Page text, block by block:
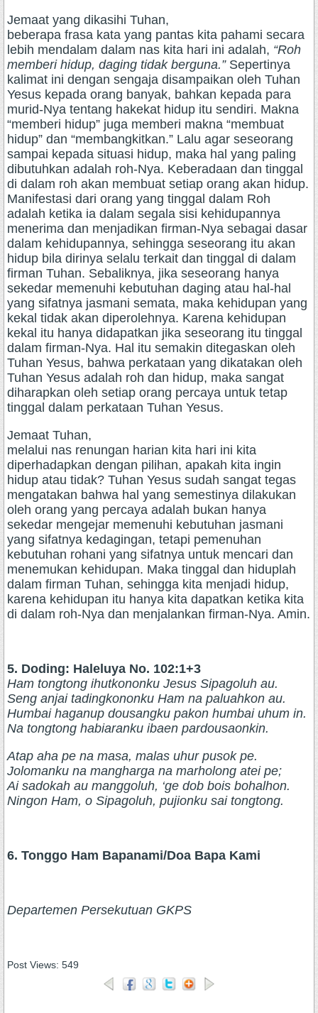
Jemaat yang dikasihi Tuhan,
beberapa frasa kata yang pantas kita pahami secara
lebih mendalam dalam nas kita hari ini adalah, “Roh
memberi hidup, daging tidak berguna.”Sepertinya
kalimat ini dengan sengaja disampaikan oleh Tuhan
Yesus kepada orang banyak, bahkan kepada para
murid-Nya tentang hakekat hidup itu sendiri. Makna
“memberi hidup” juga memberi makna “membuat
hidup” dan “membangkitkan.” Lalu agar seseorang
sampai kepada situasi hidup, maka hal yang paling
dibutuhkan adalah roh-Nya. Keberadaan dan tinggal
di dalam roh akan membuat setiap orang akan hidup.
Manifestasi dari orang yang tinggal dalam Roh
adalah ketika ia dalam segala sisi kehidupannya
menerima dan menjadikan firman-Nya sebagai dasar
dalam kehidupannya, sehingga seseorang itu akan
hidup bila dirinya selalu terkait dan tinggal di dalam
firman Tuhan. Sebaliknya, jika seseorang hanya
sekedar memenuhi kebutuhan daging atau hal-hal
yang sifatnya jasmani semata, maka kehidupan yang
kekal tidak akan diperolehnya. Karena kehidupan
kekal itu hanya didapatkan jika seseorang itu tinggal
dalam firman-Nya. Hal itu semakin ditegaskan oleh
Tuhan Yesus, bahwa perkataan yang dikatakan oleh
Tuhan Yesus adalah roh dan hidup, maka sangat
diharapkan oleh setiap orang percaya untuk tetap
tinggal dalam perkataan Tuhan Yesus.
Jemaat Tuhan,
melalui nas renungan harian kita hari ini kita
diperhadapkan dengan pilihan, apakah kita ingin
hidup atau tidak? Tuhan Yesus sudah sangat tegas
mengatakan bahwa hal yang semestinya dilakukan
oleh orang yang percaya adalah bukan hanya
sekedar mengejar memenuhi kebutuhan jasmani
yang sifatnya kedagingan, tetapi pemenuhan
kebutuhan rohani yang sifatnya untuk mencari dan
menemukan kehidupan. Maka tinggal dan hiduplah
dalam firman Tuhan, sehingga kita menjadi hidup,
karena kehidupan itu hanya kita dapatkan ketika kita
di dalam roh-Nya dan menjalankan firman-Nya. Amin.
5. Doding: Haleluya No. 102:1+3
Ham tongtong ihutkononku Jesus Sipagoluh au.
Seng anjai tadingkononku Ham na paluahkon au.
Humbai haganup dousangku pakon humbai uhum in.
Na tongtong habiaranku ibaen pardousaonkin.
Atap aha pe na masa, malas uhur pusok pe.
Jolomanku na mangharga na marholong atei pe;
Ai sadokah au manggoluh, ‘ge dob bois bohalhon.
Ningon Ham, o Sipagoluh, pujionku sai tongtong.
6. Tonggo Ham Bapanami/Doa Bapa Kami
Departemen Persekutuan GKPS
Post Views: 549